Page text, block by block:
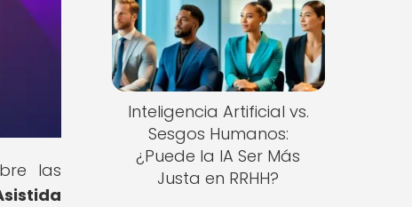
las
Inteligencia Artificial vs.
Sesgos Humanos:
¿Puede la IA Ser Más
Justa en RRHH?